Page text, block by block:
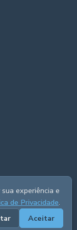
experiência e
de Privacidade.
Aceitar